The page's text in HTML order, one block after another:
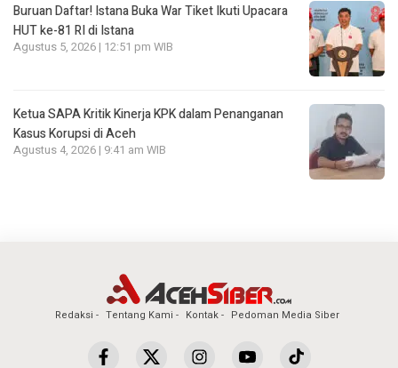
Buruan Daftar! Istana Buka War Tiket Ikuti Upacara
HUT ke-81 RI di Istana
Agustus 5, 2026 | 12:51 pm WIB
Ketua SAPA Kritik Kinerja KPK dalam Penanganan
Kasus Korupsi di Aceh
Agustus 4, 2026 | 9:41 am WIB
Redaksi Tentang Kami Kontak Pedoman Media Siber